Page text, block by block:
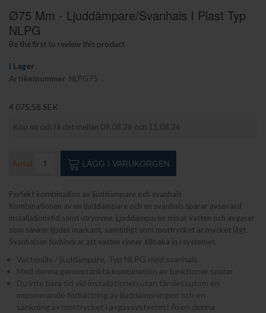
till
början
av
bildgalleriet
Ø75 Mm - Ljuddämpare/svanhals I Plast Typ
NLPG
Be the first to review this product
I Lager
Artikelnummer NLPG75
4 075,58 SEK
Köp nu och få det mellan 09.08.26 och 11.08.26
Antal LÄGG I VARUKORGEN
Perfekt kombination av ljuddämpare och svanhals
Kombinationen av en ljuddämpare och en svanhals sparar avsevärd
installationstid samt utrymme. Ljuddämparen mixar vatten och avgaser
som sänker ljudet markant, samtidigt som mottrycket är mycket lågt.
Svanhalsen förhindrar att vatten rinner tillbaka in i systemet.
Vattenlås / ljuddämpare, Typ NLPG med svanhals
Med denna genomtänkta kombination av funktioner sparar
Du inte bara tid vid installationen utan får dessutom en
imponerande förbättring av ljuddämpningen och en
sänkning av mottrycket i avgassystemet! Även denna